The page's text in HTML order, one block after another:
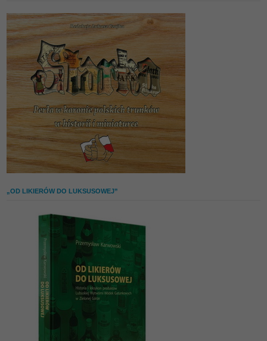
„OD LIKIERÓW DO LUKSUSOWEJ”